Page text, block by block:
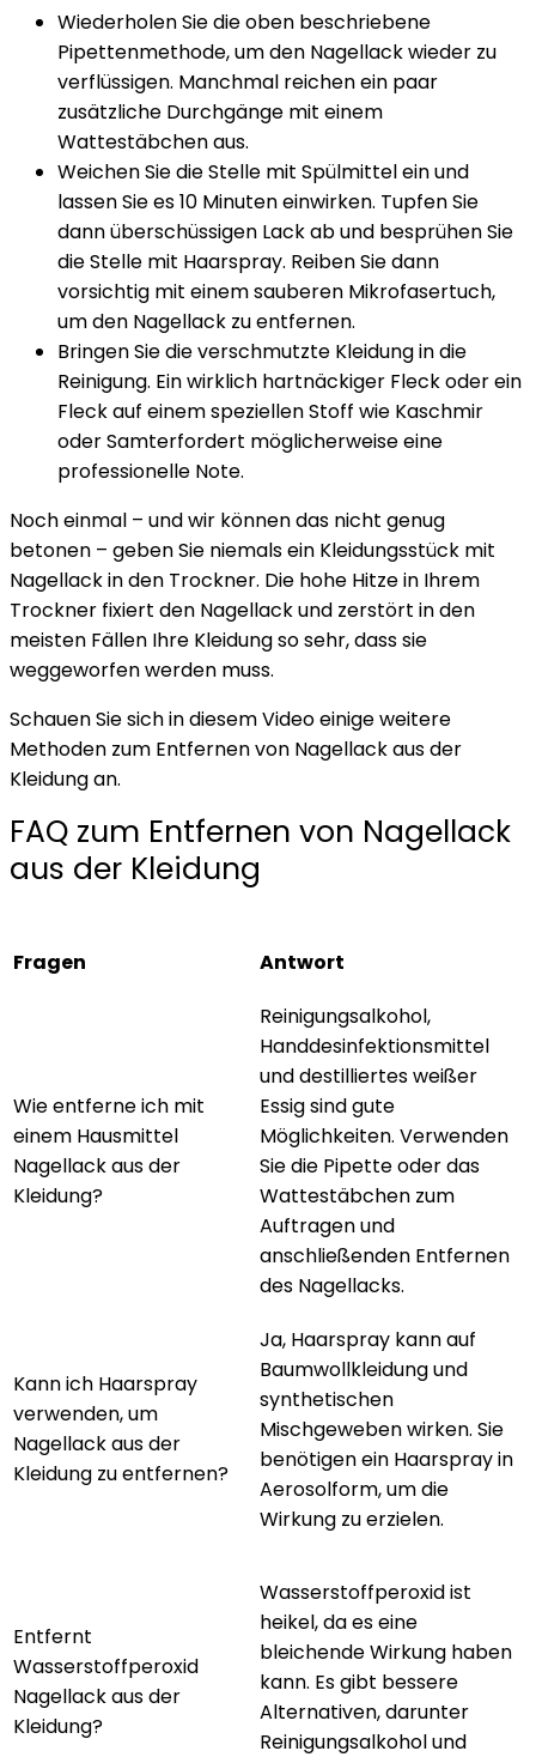
Wiederholen Sie die oben beschriebene
Pipettenmethode, um den Nagellack wieder zu
verflüssigen. Manchmal reichen ein paar
zusätzliche Durchgänge mit einem
Wattestäbchen aus.
Weichen Sie die Stelle mit Spülmittel ein und
lassen Sie es 10 Minuten einwirken. Tupfen Sie
dann überschüssigen Lack ab und besprühen Sie
die Stelle mit Haarspray. Reiben Sie dann
vorsichtig mit einem sauberen Mikrofasertuch,
um den Nagellack zu entfernen.
Bringen Sie die verschmutzte Kleidung in die
Reinigung. Ein wirklich hartnäckiger Fleck oder ein
Fleck auf einem speziellen Stoff wie Kaschmir
oderSamterfordert möglicherweise eine
professionelle Note.
Noch einmal – und wir können das nicht genug
betonen – geben Sie niemals ein Kleidungsstück mit
Nagellack in den Trockner. Die hohe Hitze in Ihrem
Trockner fixiert den Nagellack und zerstört in den
meisten Fällen Ihre Kleidung so sehr, dass sie
weggeworfen werden muss.
Schauen Sie sich in diesem Video einige weitere
Methoden zum Entfernen von Nagellack aus der
Kleidung an.
FAQ zum Entfernen von Nagellack
aus der Kleidung
Fragen Antwort
Wie entferne ich mit
einem Hausmittel
Nagellack aus der
Kleidung?
Reinigungsalkohol,
Handdesinfektionsmittel
und destilliertesweißer
Essigsind gute
Möglichkeiten. Verwenden
Sie die Pipette oder das
Wattestäbchen zum
Auftragen und
anschließenden Entfernen
des Nagellacks.
Kann ich Haarspray
verwenden, um
Nagellack aus der
Kleidung zu entfernen?
Ja, Haarspray kann auf
Baumwollkleidung und
synthetischen
Mischgeweben wirken. Sie
benötigen ein Haarspray in
Aerosolform, um die
Wirkung zu erzielen.
Entfernt
Wasserstoffperoxid
Nagellack aus der
Kleidung?
Wasserstoffperoxid ist
heikel, da es eine
bleichende Wirkung haben
kann. Es gibt bessere
Alternativen, darunter
Reinigungsalkohol und